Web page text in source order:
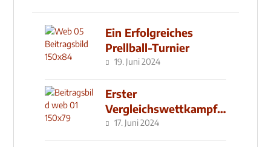
Ein Erfolgreiches
Prellball-Turnier
19. Juni 2024
Erster
Vergleichswettkampf
seit 2019
17. Juni 2024